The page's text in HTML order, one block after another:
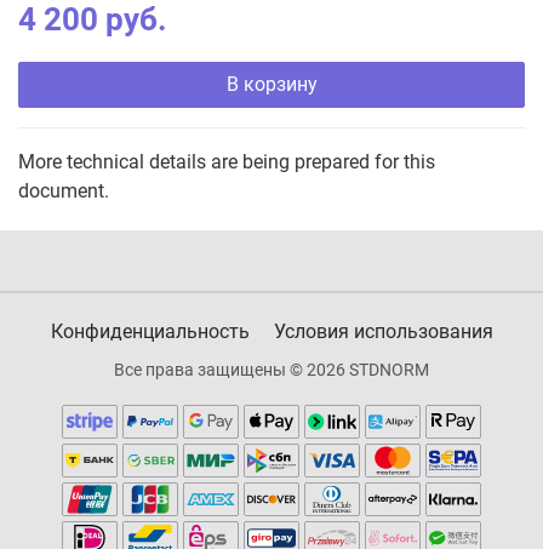
4 200 руб.
В корзину
More technical details are being prepared for this
document.
Конфиденциальность Условия использования
Все права защищены © 2026 STDNORM